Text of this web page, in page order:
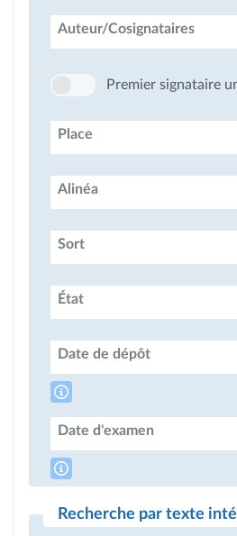
Auteur/Cosignataires
Premier signataire
Place
Alinéa
Sort
État
Date de dépôt
Date d'examen
Recherche par texte